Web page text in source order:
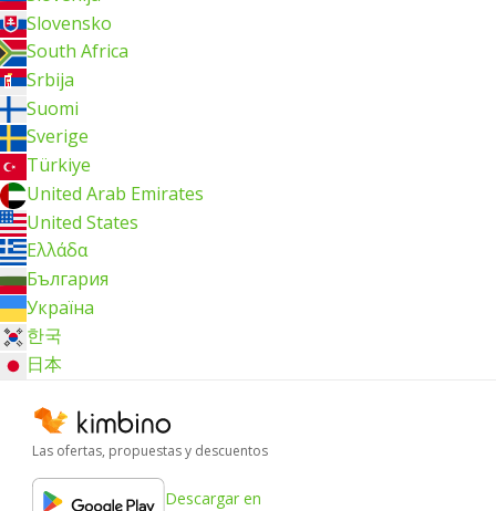
Slovensko
South Africa
Srbija
Suomi
Sverige
Türkiye
United Arab Emirates
United States
Ελλάδα
България
Україна
한국
日本
Las ofertas, propuestas y descuentos
Descargar en